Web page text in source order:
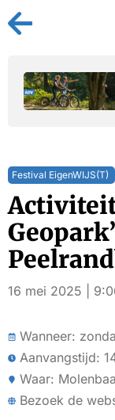
Festival EigenWIJS(T)
Activiteit
16 mei 2025 |
Wanneer:
Aanvangstijd:
Waar:
Bezoek de